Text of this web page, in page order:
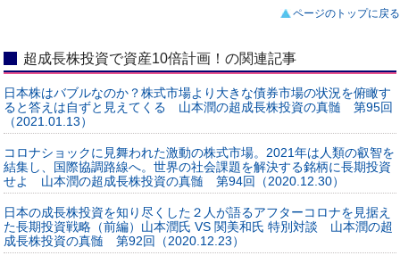
ページのトップに戻る
超成長株投資で資産10倍計画！の関連記事
日本株はバブルなのか？株式市場より大きな債券市場の状況を俯瞰す
ると答えは自ずと見えてくる 山本潤の超成長株投資の真髄 第95回
（2021.01.13）
コロナショックに見舞われた激動の株式市場。2021年は人類の叡智を
結集し、国際協調路線へ。世界の社会課題を解決する銘柄に長期投資
せよ 山本潤の超成長株投資の真髄 第94回（2020.12.30）
日本の成長株投資を知り尽くした２人が語るアフターコロナを見据え
た長期投資戦略（前編）山本潤氏 VS 関美和氏 特別対談 山本潤の超
成長株投資の真髄 第92回（2020.12.23）